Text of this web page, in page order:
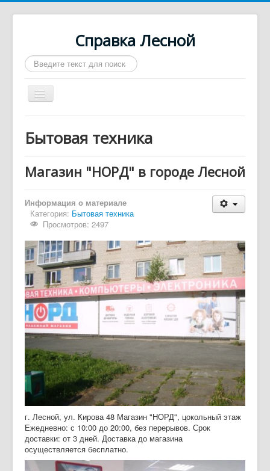
Справка Лесной
Искать...
Включить/
выключить
О нас
Войти
Афиша
Такси
Автобусы
Требуются
Дайджест СМИ
Объявления
Бытовая техника
Магазин "НОРД" в городе Лесной
Информация о материале
Категория: Бытовая техника
Просмотров: 2497
г. Лесной, ул. Кирова 48 Магазин "НОРД", цокольный этаж
Ежедневно: с 10:00 до 20:00, без перерывов. Срок
доставки: от 3 дней. Доставка до магазина
осуществляется бесплатно.